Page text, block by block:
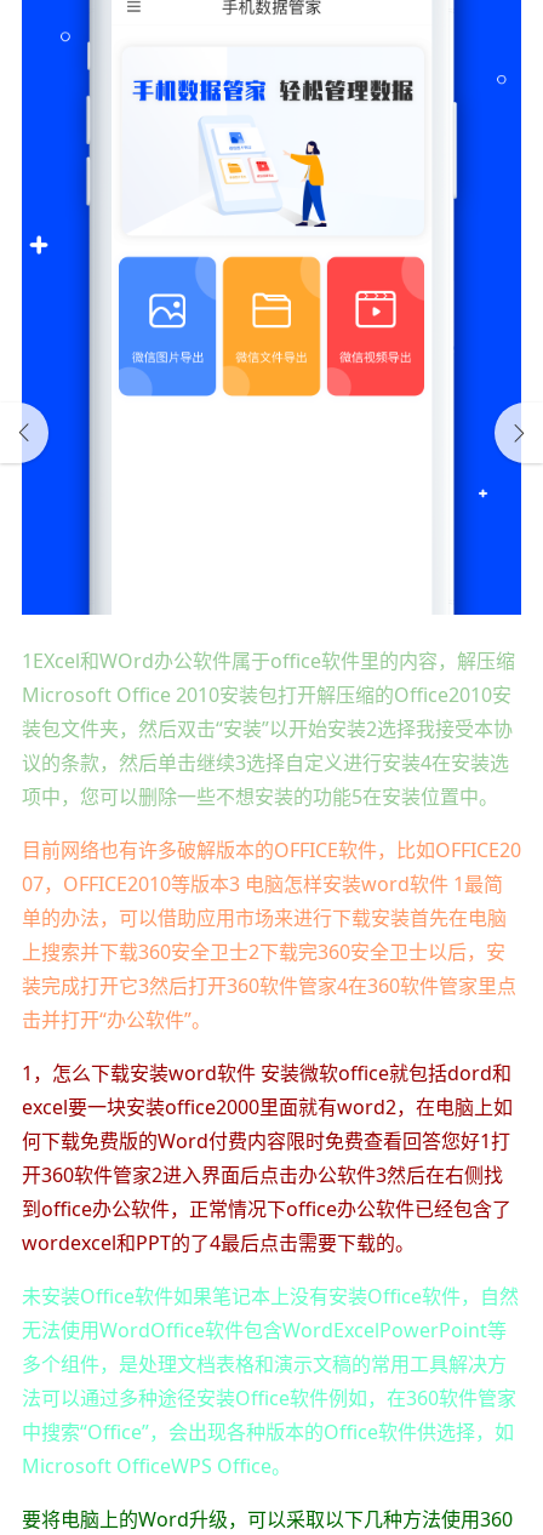
1EXcel和WOrd办公软件属于office软件里的内容，解压缩
Microsoft Office 2010安装包打开解压缩的Office2010安
装包文件夹，然后双击“安装”以开始安装2选择我接受本协
议的条款，然后单击继续3选择自定义进行安装4在安装选
项中，您可以删除一些不想安装的功能5在安装位置中。
目前网络也有许多破解版本的OFFICE软件，比如OFFICE20
07，OFFICE2010等版本3 电脑怎样安装word软件 1最简
单的办法，可以借助应用市场来进行下载安装首先在电脑
上搜索并下载360安全卫士2下载完360安全卫士以后，安
装完成打开它3然后打开360软件管家4在360软件管家里点
击并打开“办公软件”。
1，怎么下载安装word软件 安装微软office就包括dord和
excel要一块安装office2000里面就有word2，在电脑上如
何下载免费版的Word付费内容限时免费查看回答您好1打
开360软件管家2进入界面后点击办公软件3然后在右侧找
到office办公软件，正常情况下office办公软件已经包含了
wordexcel和PPT的了4最后点击需要下载的。
未安装Office软件如果笔记本上没有安装Office软件，自然
无法使用WordOffice软件包含WordExcelPowerPoint等
多个组件，是处理文档表格和演示文稿的常用工具解决方
法可以通过多种途径安装Office软件例如，在360软件管家
中搜索“Office”，会出现各种版本的Office软件供选择，如
Microsoft OfficeWPS Office。
要将电脑上的Word升级，可以采取以下几种方法使用360